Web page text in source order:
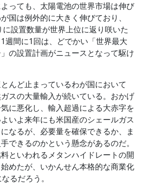
っても、太陽電池の世界市場は伸び
国は例外的に大きく伸びており、
設置数量が世界上位に返り咲いた
週間に1回は、どでかい「世界最大
の設置計画がニュースとなって駆け
んど止まっているわが国において
スの大量輸入が続いている。おかげ
に悪化し、輸入超過による大赤字を
いよ来年にも米国産のシェールガス
なるが、必要量を確保できるか、ま
できるのかという懸念があるのだ。
といわれるメタンハイドレートの開
めたが、いかんせん本格的な商業化
るだろう。